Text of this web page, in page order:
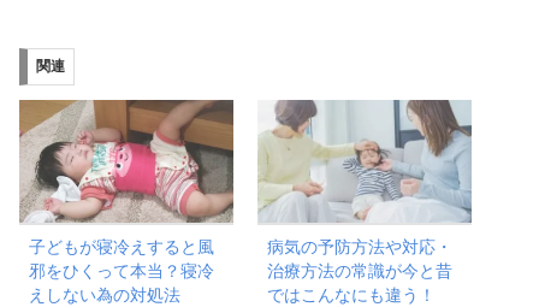
関連
子どもが寝冷えすると風
邪をひくって本当？寝冷
えしない為の対処法
病気の予防方法や対応・
治療方法の常識が今と昔
ではこんなにも違う！